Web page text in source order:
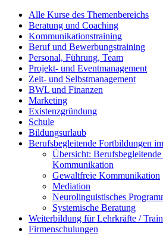
Alle Kurse des Themenbereichs
Beratung und Coaching
Kommunikationstraining
Beruf und Bewerbungstraining
Personal, Führung, Team
Projekt- und Eventmanagement
Zeit- und Selbstmanagement
BWL und Finanzen
Marketing
Existenzgründung
Schule
Bildungsurlaub
Berufsbegleitende Fortbildungen
Übersicht:
Kommunikation
Gewaltfreie Kommunikation
Mediation
Neurolinguistisches
Systemische Beratung
Weiterbildung für Lehrkräfte /
Firmenschulungen